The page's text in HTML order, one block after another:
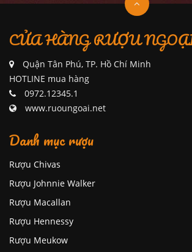
CỬA HÀNG RƯỢU
Quận Tân Phú, TP. Hồ Chí Minh
HOTLINE mua hàng
0972.12345.1
www.ruoungoai.net
Danh mục rượu
Rượu Chivas
Rượu Johnnie Walker
Rượu Macallan
Rượu Hennessy
Rượu Meukow